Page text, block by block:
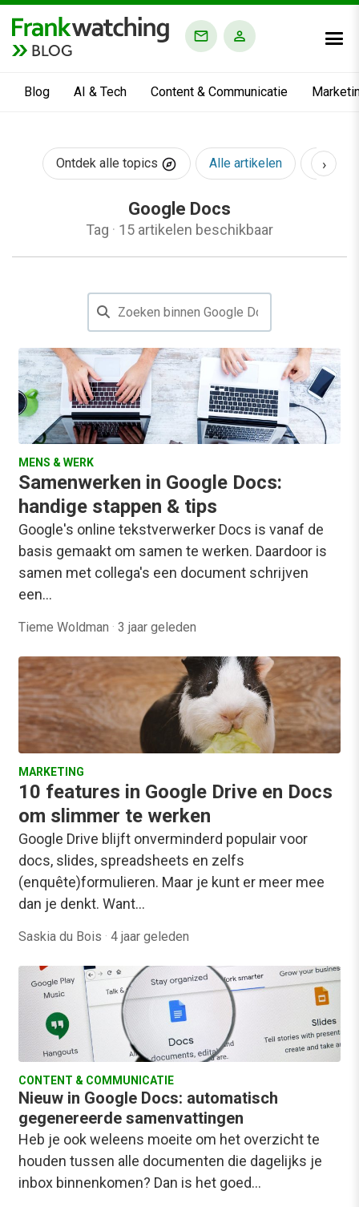
BLOG
Blog AI & Tech Content & Communicatie
Ontdek alle topics Alle artikelen AI &
›
Google Docs
Tag · 15 artikelen beschikbaar
MENS & WERK
Samenwerken in Google Docs:
handige stappen & tips
Google's online tekstverwerker Docs is vanaf de
basis gemaakt om samen te werken. Daardoor is
samen met collega's een document schrijven
een…
Tieme Woldman · 3 jaar geleden
MARKETING
10 features in Google Drive en Docs
om slimmer te werken
Google Drive blijft onverminderd populair voor
docs, slides, spreadsheets en zelfs
(enquête)formulieren. Maar je kunt er meer mee
dan je denkt. Want…
Saskia du Bois · 4 jaar geleden
CONTENT & COMMUNICATIE
Nieuw in Google Docs: automatisch
gegenereerde samenvattingen
Heb je ook weleens moeite om het overzicht te
houden tussen alle documenten die dagelijks je
inbox binnenkomen? Dan is het goed…